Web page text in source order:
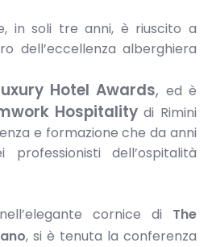
in soli tre anni, è riuscito a
dell’eccellenza alberghiera
Hotel Awards, ed è
Hospitality di Rimini
e formazione che da anni
dell’ospitalità
cornice di The
,si è tenuta la conferenza